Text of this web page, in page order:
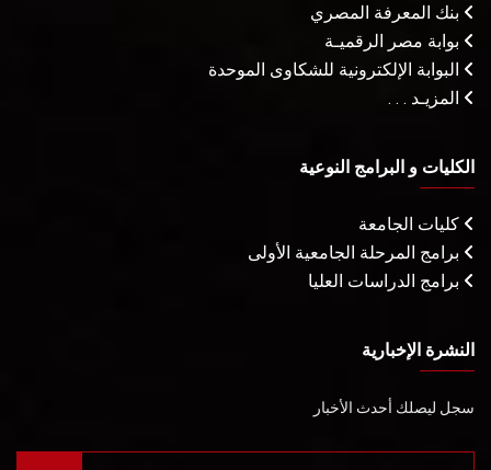
بنك المعرفة المصري
بوابة مصر الرقميـة
البوابة الإلكترونية للشكاوى الموحدة
المزيـد . . .
الكليات و البرامج النوعية
كليات الجامعة
برامج المرحلة الجامعية الأولى
برامج الدراسات العليا
النشرة الإخبارية
سجل ليصلك أحدث الأخبار